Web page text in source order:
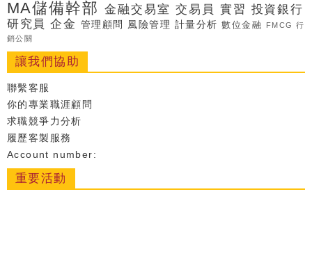
MA儲備幹部 金融交易室 交易員 實習 投資銀行
研究員 企金 管理顧問 風險管理 計量分析 數位金融 FMCG 行
銷公關
讓我們協助
聯繫客服
你的專業職涯顧問
求職競爭力分析
履歷客製服務
Account number:
重要活動